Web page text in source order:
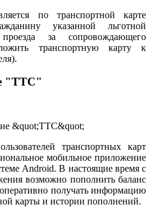
по транспортной карте
указанной льготной
за сопровождающего
транспортную карту к
"ТТС"
транспортных карт
мобильное приложение
Android. В настоящие время с
возможно пополнить баланс
получать информацию
карты и истории пополнений.